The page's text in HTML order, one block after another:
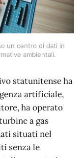
un centro di dati in
ambientali.
statunitense ha
artificiale,
ha operato
a gas
situati nel
senza le